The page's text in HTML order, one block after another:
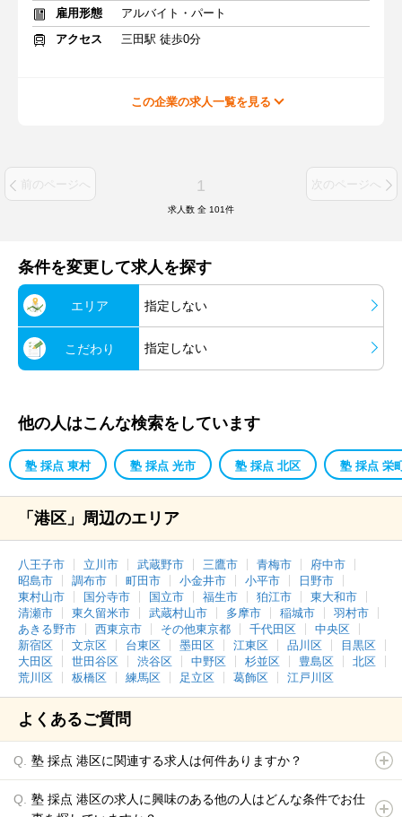
雇用形態
アルバイト・パート
アクセス
三田駅 徒歩0分
この企業の求人一覧を見る
前のページへ 1 次のページへ
求人数 全 101件
条件を変更して求人を探す
エリア 指定しない
こだわり 指定しない
他の人はこんな検索をしています
塾 採点 東村 塾 採点 光市 塾 採点 北区 塾 採点 栄
「港区」周辺のエリア
八王子市 立川市 武蔵野市 三鷹市 青梅市
府中市
昭島市
調布市 町田市 小金井市 小平市
日野市
東村山市
国分寺市 国立市 福生市 狛江市
東大和市
清瀬市
東久留米市 武蔵村山市 多摩市 稲城市
羽村市
あきる野市
西東京市 その他東京都 千代田区
中央区
新宿区
文京区 台東区 墨田区 江東区 品川区
目黒区
大田区
世田谷区 渋谷区 中野区 杉並区 豊島区
北区
荒川区
板橋区 練馬区 足立区 葛飾区 江戸川区
よくあるご質問
塾 採点 港区に関連する求人は何件ありますか？
塾 採点 港区の求人に興味のある他の人はどんな条件でお仕